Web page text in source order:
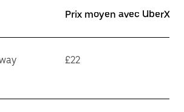
Prix moyen avec UberX*
£22